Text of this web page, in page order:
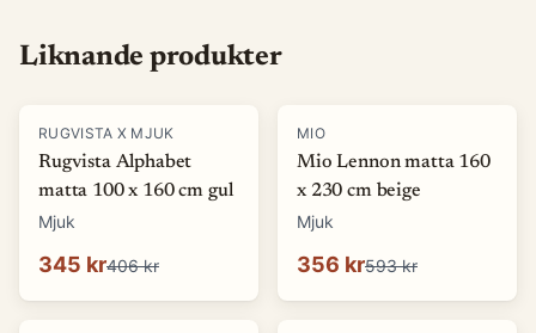
Liknande produkter
-15%
RUGVISTA X MJUK
Rugvista Alphabet
matta 100 x 160 cm gul
Mjuk
345 kr406 kr
-40%
MIO
Mio Lennon matta 160
x 230 cm beige
Mjuk
356 kr593 kr